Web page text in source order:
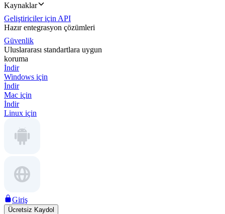
Kaynaklar
Geliştiriciler için API
Hazır entegrasyon çözümleri
Güvenlik
Uluslararası standartlara uygun
koruma
İndir
Windows için
İndir
Mac için
İndir
Linux için
Giriş
Ücretsiz Kaydol